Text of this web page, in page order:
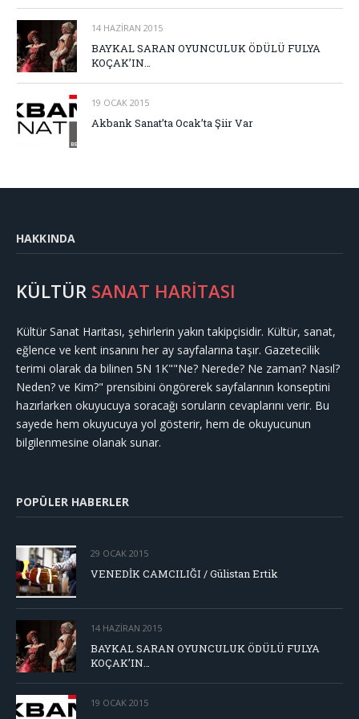
14 HAZIRAN 2015
BAYKAL SARAN OYUNCULUK ÖDÜLÜ FULYA
KOÇAK’IN…
19 OCAK 2015
Akbank Sanat’ta Ocak’ta Şiir Var
HAKKINDA
KÜLTÜR SANAT HARİTASI
Kültür Sanat Haritası, şehirlerin yakın takipçisidir. Kültür, sanat,
eğlence ve kent insanını her ay sayfalarına taşır. Gazetecilik
terimi olarak da bilinen 5N 1K""Ne? Nerede? Ne zaman? Nasıl?
Neden? ve Kim?" prensibini öngörerek sayfalarının konseptini
hazırlarken okuyucuya soracağı soruların cevaplarını verir. Bu
sayede hem okuyucuya yol gösterir, hem de okuyucunun
bilgilenmesine olanak sunar.
POPÜLER HABERLER
29 OCAK 2015
VENEDİK CAMCILIĞI / Gülistan Ertik
14 HAZIRAN 2015
BAYKAL SARAN OYUNCULUK ÖDÜLÜ FULYA
KOÇAK’IN…
19 OCAK 2015